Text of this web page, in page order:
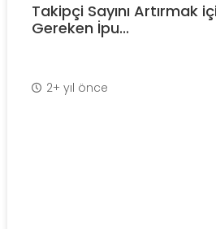
Takipçi Sayını Artırmak
Gereken İpu...
2+ yıl önce